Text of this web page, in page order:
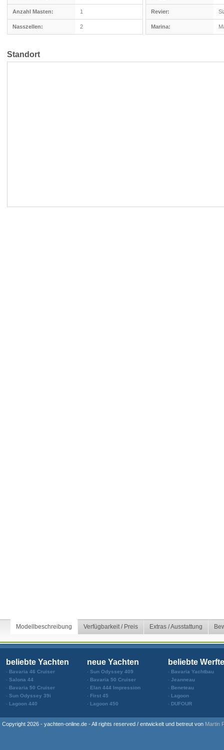
Anzahl Masten: 1
Nasszellen: 2
Revier:
Marina:
Standort
Modellbeschreibung Verfügbarkeit / Preis Extras / Ausstattung
beliebte Yachten
Bavaria 46 Cruiser
Salona 44
Bavaria 50 Cruiser
Sun Odyssey 39i
Lagoon 440
neue Yachten
Sun Odyssey 409
Bavaria 50 Cruiser
Elan 444 Impression
First 45
Lagoon 450
beliebte
Bavaria Yachtbau
Jeanneau
Beneteau
Lagoon
DUFOUR
Copyright 2026 - yachten-online.de - All rights reserved / entwickelt und betreut von Martin